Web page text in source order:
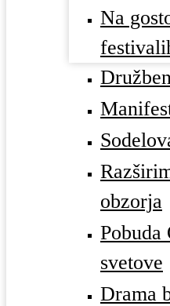
Na
obzorja
Pobuda
svetove
Drama